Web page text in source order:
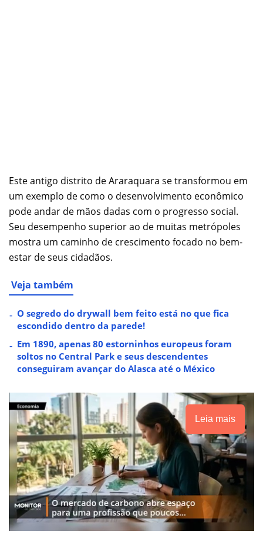
Este antigo distrito de Araraquara se transformou em
um exemplo de como o desenvolvimento econômico
pode andar de mãos dadas com o progresso social.
Seu desempenho superior ao de muitas metrópoles
mostra um caminho de crescimento focado no bem-
estar de seus cidadãos.
Veja também
O segredo do drywall bem feito está no que fica
escondido dentro da parede!
Em 1890, apenas 80 estorninhos europeus foram
soltos no Central Park e seus descendentes
conseguiram avançar do Alasca até o México
Leia mais